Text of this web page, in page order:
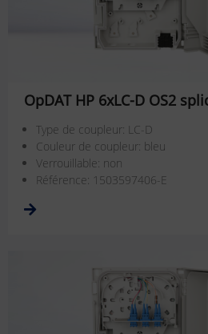
OpDAT HP 6xLC-D OS2
Type de coupleur: LC-D
Couleur de coupleur: bleu
Verrouillable: non
Référence: 1503597406-E